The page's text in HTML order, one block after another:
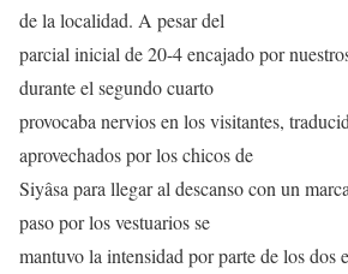
de la localidad. A pesar del
parcial inicial de 20-4 encajado por
durante el segundo cuarto
provocaba nervios en los visitantes,
aprovechados por los chicos de
Siyâsa para llegar al descanso con un
paso por los vestuarios se
mantuvo la intensidad por parte de los dos